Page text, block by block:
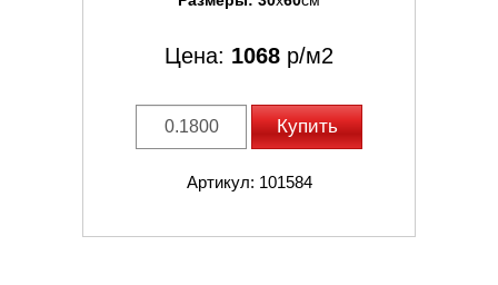
Цена: 1068 р/м2
Купить
Артикул: 101584